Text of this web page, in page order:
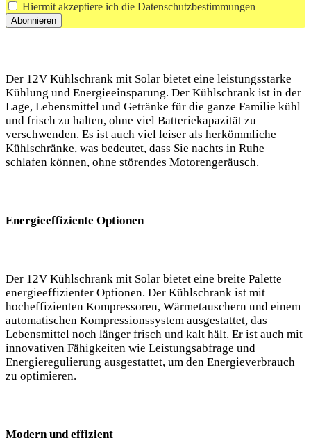
Hiermit akzeptiere ich die Datenschutzbestimmungen
Der⁣ 12V​ Kühlschrank‍ mit Solar bietet eine‌ leistungsstarke
Kühlung und Energieeinsparung. Der Kühlschrank ist in der
Lage, Lebensmittel und Getränke ⁣für die ‌ganze Familie kühl
und frisch zu ‍halten,⁤ ohne viel Batteriekapazität zu
verschwenden.⁢ Es ist ⁣auch viel‌ leiser als herkömmliche‌
Kühlschränke, was bedeutet, dass Sie​ nachts‍ in Ruhe
schlafen können, ohne ​störendes ⁢Motorengeräusch.
Energieeffiziente Optionen
Der 12V ⁢Kühlschrank mit⁣ Solar bietet eine⁤ breite Palette
‍energieeffizienter Optionen. Der Kühlschrank ist mit
hocheffizienten Kompressoren, ‌Wärmetauschern ‌und einem
automatischen ‍Kompressionssystem ausgestattet, das
Lebensmittel⁢ noch länger frisch und kalt⁤ hält. Er ist auch mit
innovativen Fähigkeiten wie Leistungsabfrage und
‌Energieregulierung⁤ ausgestattet, um ​den Energieverbrauch
zu ‌optimieren. ​
Modern und effizient